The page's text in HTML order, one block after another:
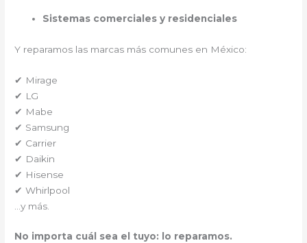
Sistemas comerciales y residenciales
Y reparamos las marcas más comunes en México:
✔ Mirage
✔ LG
✔ Mabe
✔ Samsung
✔ Carrier
✔ Daikin
✔ Hisense
✔ Whirlpool
…y más.
No importa cuál sea el tuyo: lo reparamos.